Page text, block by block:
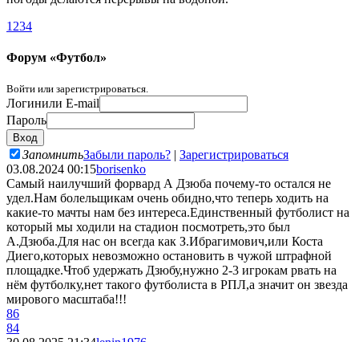
1 234
Форум «Футбол»
Войти или зарегистрироваться.
Логинили E-mail
Пароль
ЗапомнитьЗабыли пароль? | Зарегистрироваться
03.08.2024 00:15borisenko
Самый наилучший форвард А Дзюба почему-то остался не
удел.Нам болельщикам очень обидно,что теперь ходить на
какие-то мачты нам без интереса.Единственный футболист на
который мы ходили на стадион посмотреть,это был
А.Дзюба.Для нас он всегда как З.Ибрагимович,или Коста
Диего,которых невозможно остановить в чужой штрафной
площадке.Чтоб удержать Дзюбу,нужно 2-3 игрокам рвать на
нём футболку,нет такого футболиста в РПЛ,а значит он звезда
мирового масштаба!!!
86
84